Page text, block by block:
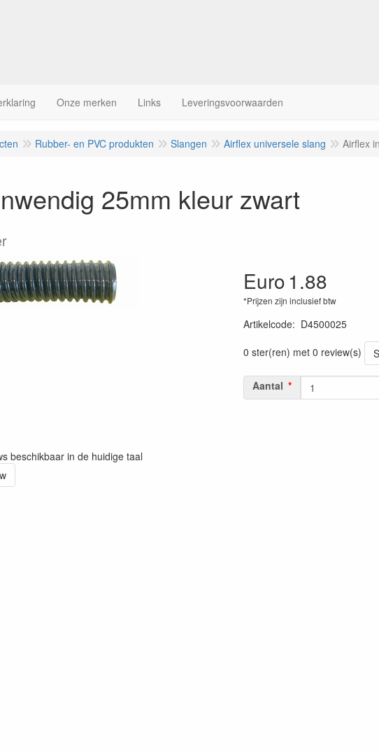
Onze merken Links Leveringsvoorwaarden
Rubber- en PVC produkten Slangen Airflex universele slang Airflex
25mm kleur zwart
Euro1.88
*Prijzen zijn inclusief btw
Artikelcode: D4500025
0 ster(ren) met 0 review(s)
Aantal
beschikbaar in de huidige taal